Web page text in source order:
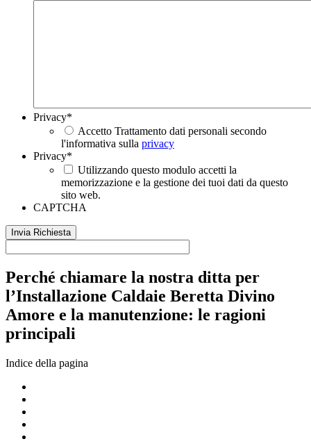
Privacy*
Accetto Trattamento dati personali secondo
l'informativa sulla privacy
Privacy*
Utilizzando questo modulo accetti la
memorizzazione e la gestione dei tuoi dati da questo
sito web.
CAPTCHA
Perché chiamare la nostra ditta per
l’Installazione Caldaie Beretta Divino
Amore e la manutenzione: le ragioni
principali
Indice della pagina